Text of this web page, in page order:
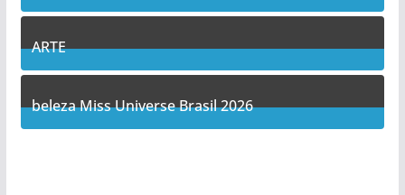
12Posts
ARTE
5Posts
beleza Miss Universe Brasil 2026